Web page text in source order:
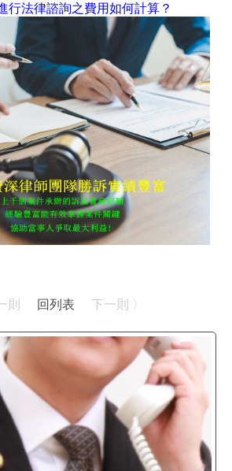
法律諮詢之費用如何計算？
則 回列表 下一則 〉